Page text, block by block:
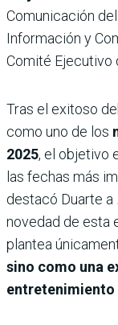
Comunicación
Información y
Comité Ejecutivo
Tras el exitoso
como uno de los
2025, el objetivo
las fechas más
destacó Duarte a
novedad de esta
plantea
sino como una
entretenimiento